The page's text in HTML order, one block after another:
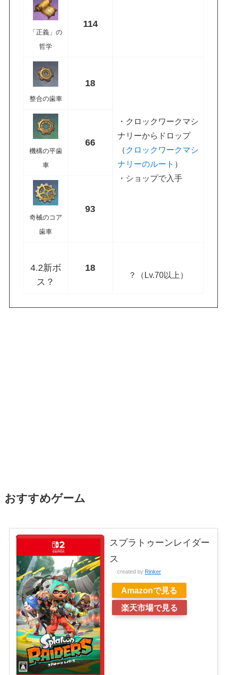
「正義」の
哲学
114
整合の歯車
18
・クロックワークマシ
ナリーからドロップ
（ クロックワークマシ
ナリーのルート ）
・ショップで入手
機構の平歯
車
66
奇械のコア
歯車
93
4.2新ボ
ス？
18
？（Lv.70以上）
おすすめゲーム
スプラトゥーンレイダー
ス
created by Rinker
Amazonで見る
楽天市場で見る